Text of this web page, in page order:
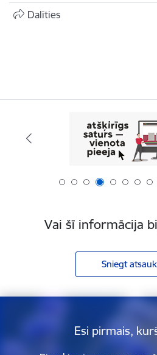
Dalīties
Vai šī informācija
Sniegt
Esi pirmais,